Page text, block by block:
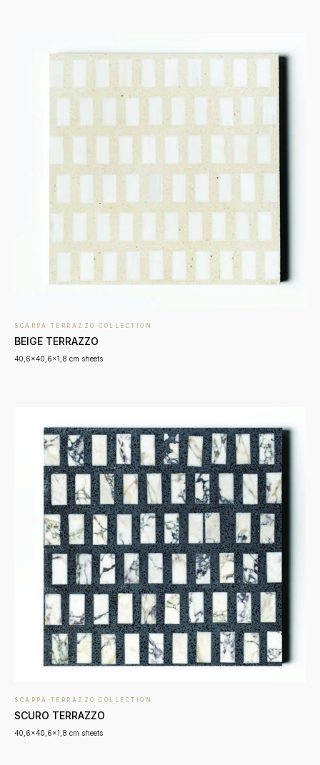
SCARPA TERRAZZO COLLECTION
BEIGE TERRAZZO
40,6x40,6x1,8 cm sheets
SCARPA TERRAZZO COLLECTION
SCURO TERRAZZO
40,6x40,6x1,8 cm sheets